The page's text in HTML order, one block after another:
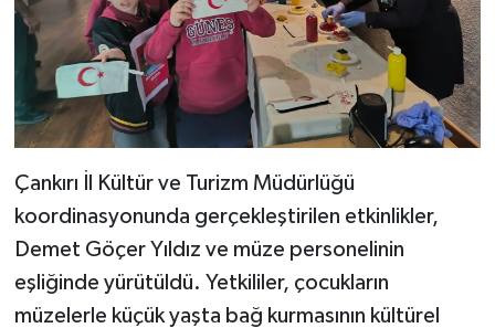
Çankırı İl Kültür ve Turizm Müdürlüğü
koordinasyonunda gerçekleştirilen etkinlikler,
Demet Göçer Yıldız ve müze personelinin
eşliğinde yürütüldü. Yetkililer, çocukların
müzelerle küçük yaşta bağ kurmasının kültürel